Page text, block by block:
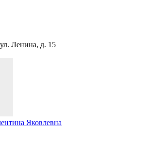
Ленина, д. 15
Яковлевна